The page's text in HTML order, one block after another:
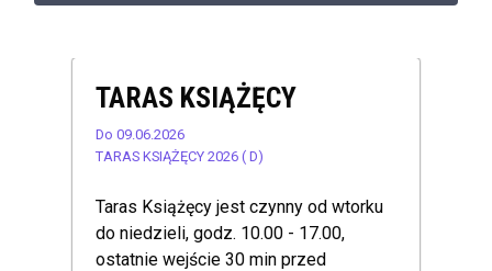
TARAS KSIĄŻĘCY
Do 09.06.2026
TARAS KSIĄŻĘCY 2026 ( D)
Taras Książęcy jest czynny od wtorku
do niedzieli, godz. 10.00 - 17.00,
ostatnie wejście 30 min przed